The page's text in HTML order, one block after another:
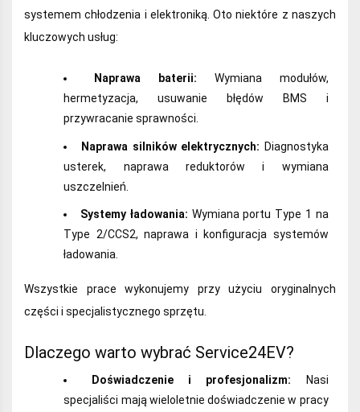
systemem chłodzenia i elektroniką. Oto niektóre z naszych
kluczowych usług:
Naprawa baterii: Wymiana modułów,
hermetyzacja, usuwanie błędów BMS i
przywracanie sprawności.
Naprawa silników elektrycznych: Diagnostyka
usterek, naprawa reduktorów i wymiana
uszczelnień.
Systemy ładowania: Wymiana portu Type 1 na
Type 2/CCS2, naprawa i konfiguracja systemów
ładowania.
Wszystkie prace wykonujemy przy użyciu oryginalnych
części i specjalistycznego sprzętu.
Dlaczego warto wybrać Service24EV?
Doświadczenie i profesjonalizm: Nasi
specjaliści mają wieloletnie doświadczenie w pracy